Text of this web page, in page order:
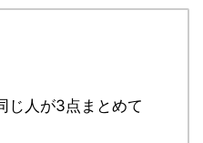
じ人が3点まとめて